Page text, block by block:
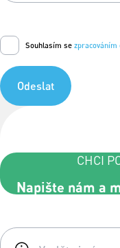
Souhlasím se zpracováním
Odeslat
CHCI
Napište nám a